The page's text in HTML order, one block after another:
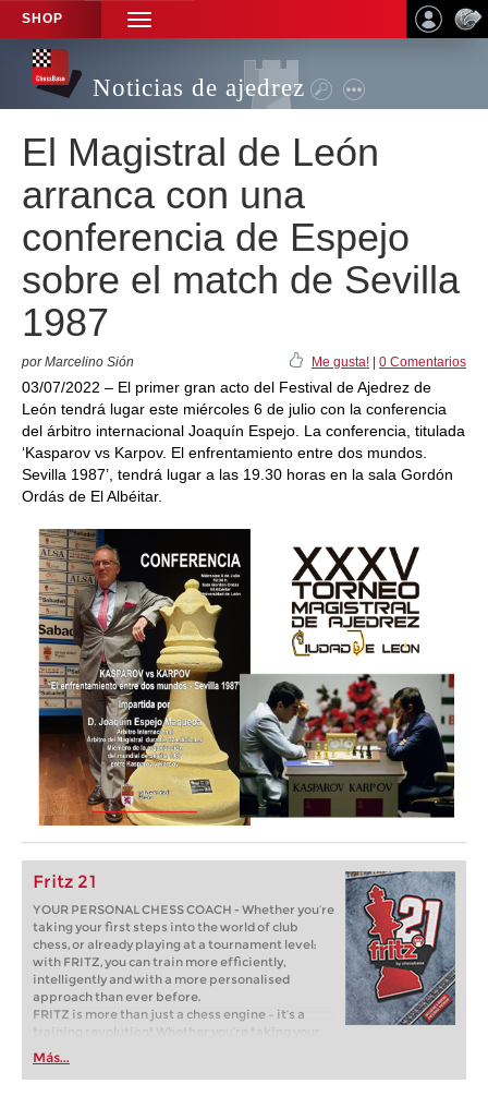
SHOP
TOGGLE
NAVIGATION
Noticias de ajedrez
El Magistral de León
arranca con una
conferencia de Espejo
sobre el match de Sevilla
1987
por Marcelino Sión Me gusta! 0 Comentarios
03/07/2022 – El primer gran acto del Festival de Ajedrez de
León tendrá lugar este miércoles 6 de julio con la conferencia
del árbitro internacional Joaquín Espejo. La conferencia, titulada
‘Kasparov vs Karpov. El enfrentamiento entre dos mundos.
Sevilla 1987’, tendrá lugar a las 19.30 horas en la sala Gordón
Ordás de El Albéitar.
Fritz 21
YOUR PERSONAL CHESS COACH - Whether you’re
taking your first steps into the world of club
chess, or already playing at a tournament level:
with FRITZ, you can train more efficiently,
intelligently and with a more personalised
approach than ever before.
FRITZ is more than just a chess engine – it’s a
training revolution! Whether you’re taking your
first steps into the world of club chess, or already
playing at a tournament level: with FRITZ, you can
train more efficiently, intelligently and with a
Más...